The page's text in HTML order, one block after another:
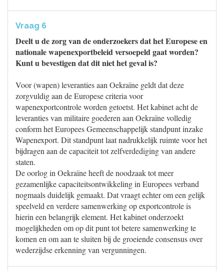
Vraag 6
Deelt u de zorg van de onderzoekers dat het Europese en
nationale wapenexportbeleid versoepeld gaat worden?
Kunt u bevestigen dat dit niet het geval is?
Voor (wapen) leveranties aan Oekraïne geldt dat deze
zorgvuldig aan de Europese criteria voor
wapenexportcontrole worden getoetst. Het kabinet acht de
leveranties van militaire goederen aan Oekraïne volledig
conform het Europees Gemeenschappelijk standpunt inzake
Wapenexport. Dit standpunt laat nadrukkelijk ruimte voor het
bijdragen aan de capaciteit tot zelfverdediging van andere
staten.
De oorlog in Oekraïne heeft de noodzaak tot meer
gezamenlijke capaciteitsontwikkeling in Europees verband
nogmaals duidelijk gemaakt. Dat vraagt echter om een gelijk
speelveld en verdere samenwerking op exportcontrole is
hierin een belangrijk element. Het kabinet onderzoekt
mogelijkheden om op dit punt tot betere samenwerking te
komen en om aan te sluiten bij de groeiende consensus over
wederzijdse erkenning van vergunningen.